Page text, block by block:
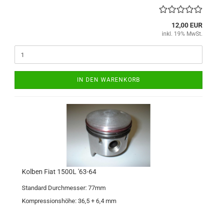
12,00 EUR
inkl. 19% MwSt.
IN DEN WARENKORB
Kolben Fiat 1500L '63-64
Standard Durchmesser: 77mm
Kompressionshöhe: 36,5 + 6,4 mm